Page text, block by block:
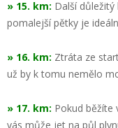
» 15. km: Další
pomalejší pětky je
» 16. km: Ztráta ze
už by k tomu nemělo
» 17. km: Pokud běžíte
vás může jet na půl